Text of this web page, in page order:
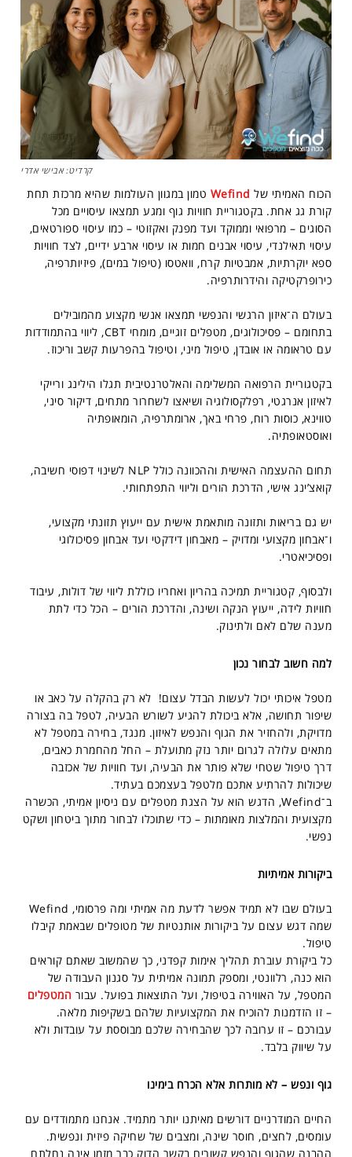
קרדיט: אבישי אדרי
הכוח האמיתי של Wefind טמון במגוון העולמות שהיא מרכזת תחת
קורת גג אחת. בקטגוריית חוויות גוף ומגע תמצאו עיסויים מכל
הסוגים – מרפואי וממוקד ועד מפנק ואקזוטי – כמו עיסוי ספורטאים,
עיסוי תאילנדי, עיסוי אבנים חמות או עיסוי ארבע ידיים, לצד חוויות
ספא יוקרתיות, אמבטיות קרח, וואטסו (טיפול במים), פיזיותרפיה,
כירופרקטיקה והידרותרפיה.
בעולם ה־איזון הרגשי והנפשי תמצאו אנשי מקצוע מהמובילים
בתחומם – פסיכולוגים, מטפלים זוגיים, מומחי CBT, ליווי בהתמודדות
עם טראומה או אובדן, טיפול מיני, וטיפול בהפרעות קשב וריכוז.
בקטגוריית הרפואה המשלימה והאלטרנטיבית תגלו הילינג ורייקי
לאיזון אנרגטי, רפלקסולוגיה ושיאצו לשחרור מתחים, דיקור סיני,
טווינא, כוסות רוח, פרחי באך, ארומתרפיה, הומאופתיה
ואוסטאופתיה.
תחום ההעצמה האישית וההכוונה כולל NLP לשינוי דפוסי חשיבה,
קואצ’ינג אישי, הדרכת הורים וליווי התפתחותי.
יש גם בריאות ותזונה מותאמת אישית עם ייעוץ תזונתי מקצועי,
ו־אבחון מקצועי ומדויק – מאבחון דידקטי ועד אבחון פסיכולוגי
ופסיכיאטרי.
ולבסוף, קטגוריית תמיכה בהריון ואחריו כוללת ליווי של דולות, עיבוד
חוויות לידה, ייעוץ הנקה ושינה, והדרכת הורים – הכל כדי לתת
מענה שלם לאם ולתינוק.
למה חשוב לבחור נכון
מטפל איכותי יכול לעשות הבדל עצום! לא רק בהקלה על כאב או
שיפור תחושה, אלא ביכולת להגיע לשורש הבעיה, לטפל בה בצורה
מדויקת, ולהחזיר את הגוף והנפש לאיזון. מנגד, בחירה במטפל לא
מתאים עלולה לגרום יותר נזק מתועלת – החל מהחמרת כאבים,
דרך טיפול שטחי שלא פותר את הבעיה, ועד חוויות של אכזבה
שיכולות להרתיע אתכם מלטפל בעצמכם בעתיד.
ב־Wefind, הדגש הוא על הצגת מטפלים עם ניסיון אמיתי, הכשרה
מקצועית והמלצות מאומתות – כדי שתוכלו לבחור מתוך ביטחון ושקט
נפשי.
ביקורות אמיתיות
בעולם שבו לא תמיד אפשר לדעת מה אמיתי ומה פרסומי, Wefind
שמה דגש עצום על ביקורות אותנטיות של מטופלים שבאמת קיבלו
טיפול.
כל ביקורת עוברת תהליך אימות קפדני, כך שהמשוב שאתם קוראים
הוא כנה, רלוונטי, ומספק תמונה אמיתית על סגנון העבודה של
המטפל, על האווירה בטיפול, ועל התוצאות בפועל. עבור המטפלים
– זו הזדמנות להוכיח את המקצועיות שלהם בשקיפות מלאה.
עבורכם – זו ערובה לכך שהבחירה שלכם מבוססת על עובדות ולא
על שיווק בלבד.
גוף ונפש – לא מותרות אלא הכרח בימינו
החיים המודרניים דורשים מאיתנו יותר מתמיד. אנחנו מתמודדים עם
עומסים, לחצים, חוסר שינה, ומצבים של שחיקה פיזית ונפשית.
ההבנה שהגוף והנפש קשורים בקשר הדוק כבר מזמן אינה נחלתם